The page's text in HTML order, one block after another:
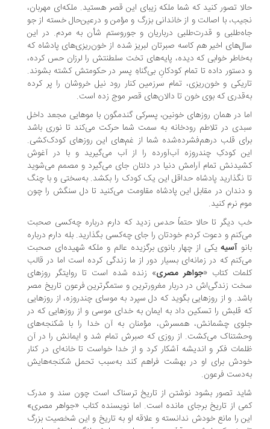
حالا تصور کنید که شما ملکه زیبای این قصر هستید. ملکه‌ای مهربان،
نجیب، با اصالت و از خاندانی بزرگ و مؤمن و درعین‌حال خسته از جو
جاه‌طلبی و قدرت‌طلبی درباریان و جوروستم شأن به مردم. در این
سال‌های اخیر هم کاسه صبرتان لبریز شده از خون‌ریزی‌های پادشاه که
به‌خاطر خوابی که دیده، پایه‌های تخت سلطنتش را لرزان حس کرده،
و دستور داده تا تمام کودکانِ بی‌گناهِ پسر در حکومتش کشته بشوند.
تاریکی و خون‌ریزی، تمام سرزمین کنار رود نیل خروشان را پر کرده
به‌قدری که بوی خون تا دالان‌های قصر موج زده است.
اما در همان روزهای خونین، پسرکی گندمگون با موهایی مجعد داخل
سبدی در تلاطم رودخانه به سمت شما حرکت می‌کند تا نوری باشد
برای قلب درهم‌فشرده‌شده شما از غم‌های این روزهای کودک‌کشی.
این کودکِ چندروزه آب‌آورده را از آب می‌گیرید و با در آغوش
کشیدنش تمام آرامش دنیا در دلتان جای می‌گیرد و مصمم می‌شوید
تا نگذارید پادشاه حداقل این یک کودک را بکشد. به‌سختی و با چنگ
و دندان در مقابل این پادشاه مقاومت می‌کنید تا دل سنگش را چون
موم نرم کنید.
خب دیگر تا حالا حتماً حدس زدید که دارم درباره چه‌کسی صحبت
می‌کنم و دعوت کردم خودتان را جای چه‌کسی بگذارید. بله دارم درباره
بانو آسیهیکی از چهار بانوی برگزیده عالم و ملکه شهیده‌ای صحبت
می‌کنم که در زمانه‌ای بسیار دور از ما زندگی کرده است اما در قالب
کلمات کتاب «جواهر مصری» زنده شده است تا روایتگر روزهای
سخت زندگی‌اش در دربار مغرورترین و ستمگرترین فرعون تاریخ مصر
باشد. و از روزهایی بگوید که دل سپرد به موسای چندروزه، از روزهایی
که قلبش را تسکین داد به ایمان به خدای موسی و از روزهایی که در
جلوی چشمانش، همسرش، مؤمنان به آن خدا را با شکنجه‌های
وحشتناک می‌کشت. از روزی که صبرش تمام شد و ایمانش را در آن
ظلمات فکر و اندیشه آشکار کرد و از خدا خواست تا خانه‌ای در کنار
خودش برای او در بهشت فراهم کند به‌سبب تحمل شکنجه‌هایش
به‌دست فرعون.
شاید تصور بشود نوشتن از تاریخ ترسناک است چون سند و مدرک
کمی از تاریخ برجای مانده است. اما نویسنده کتاب «جواهر مصری»
این را مانع خودش ندانسته و علاقه او به تاریخ و این شخصیت بزرگ